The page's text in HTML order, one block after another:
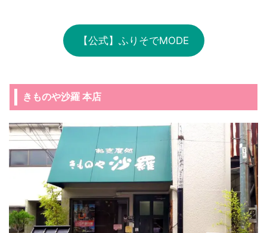
【公式】ふりそでMODE
きものや沙羅 本店